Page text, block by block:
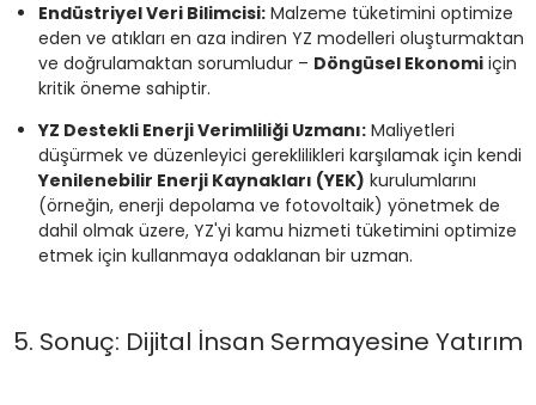
Endüstriyel Veri Bilimcisi:Malzeme tüketimini optimize
eden ve atıkları en aza indiren YZ modelleri oluşturmaktan
ve doğrulamaktan sorumludur – Döngüsel Ekonomiiçin
kritik öneme sahiptir.
YZ Destekli Enerji Verimliliği Uzmanı:Maliyetleri
düşürmek ve düzenleyici gereklilikleri karşılamak için kendi
Yenilenebilir Enerji Kaynakları (YEK) kurulumlarını
(örneğin, enerji depolama ve fotovoltaik) yönetmek de
dahil olmak üzere, YZ'yi kamu hizmeti tüketimini optimize
etmek için kullanmaya odaklanan bir uzman.
5. Sonuç: Dijital İnsan Sermayesine Yatırım